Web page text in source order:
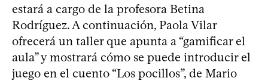
estará a cargo de la profesora Betina
Rodríguez. A continuación, Paola Vilar
ofrecerá un taller que apunta a “gamificar el
aula” y mostrará cómo se puede introducir el
juego en el cuento “Los pocillos”, de Mario